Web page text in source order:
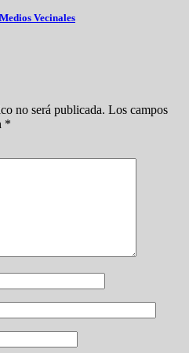
Vecinales
no será publicada. Los campos
*